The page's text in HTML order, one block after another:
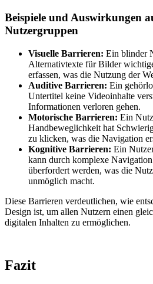
Beispiele und Auswirkungen
Nutzergruppen
Visuelle Barrieren: Ein blinder
Alternativtexte für Bilder
erfassen, was die Nutzung der
Auditive Barrieren: Ein
Untertitel keine Videoinhalte
Informationen verloren gehen.
Motorische Barrieren: Ein
Handbeweglichkeit hat
zu klicken, was die Navigation
Kognitive Barrieren: Ein
kann durch komplexe
überfordert werden, was die
unmöglich macht.
Diese Barrieren verdeutlichen, wie
Design ist, um allen Nutzern einen
digitalen Inhalten zu ermöglichen.
Fazit